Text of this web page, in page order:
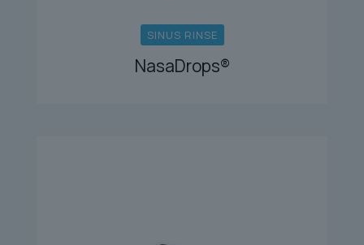
SINUS RINSE
NasaDrops®